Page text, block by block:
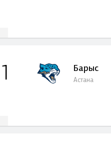
Барыс
Астана
1